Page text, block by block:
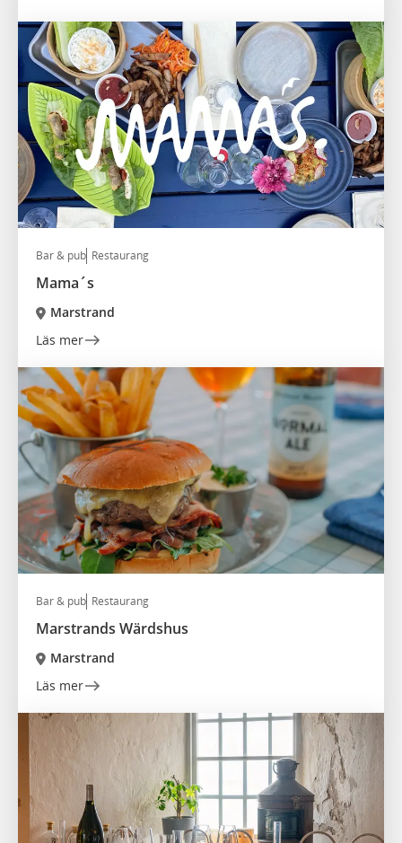
Bar & pub Restaurang
Mama´s
Marstrand
Läs mer
Bar & pub Restaurang
Marstrands Wärdshus
Marstrand
Läs mer